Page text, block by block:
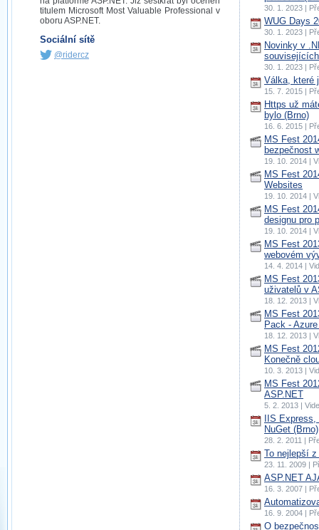
titulem Microsoft Most Valuable Professional v
oboru ASP.NET.
Sociální sítě
@ridercz
30. 1. 2023 |
WUG Days
30. 1. 2023 |
Novinky v
30. 1. 2023 |
Válka, které
15. 7. 2015 |
Https už
bylo (Brno)
16. 6. 2015 |
MS Fest
bezpečnost
19. 10. 2014 |
MS Fest
Websites
19. 10. 2014 |
MS Fest
designu pro
19. 10. 2014 |
MS Fest
webovém
14. 4. 2014 |
MS Fest
uživatelů v
18. 12. 2013 |
MS Fest
Pack -
18. 12. 2013 |
MS Fest
Konečně
10. 3. 2013 |
MS Fest
ASP.NET
5. 2. 2013 |
IIS
NuGet (Brno)
28. 2. 2011 |
To nejlepší z
23. 11. 2009 |
ASP.NET
16. 3. 2007 |
16. 9. 2004 |
O